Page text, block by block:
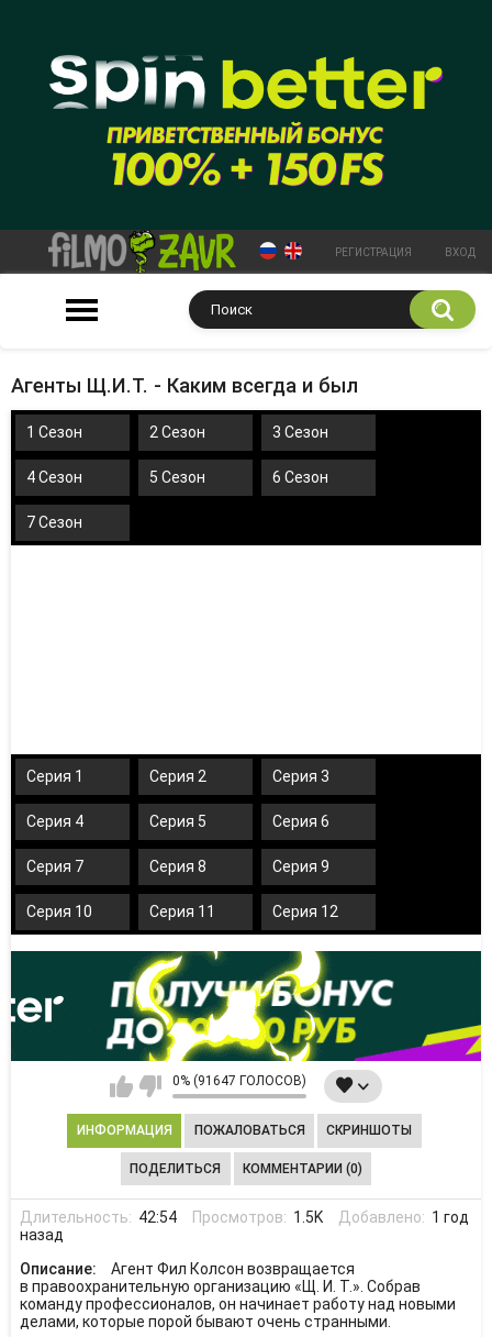
РЕГИСТРАЦИЯ ВХОД
Агенты Щ.И.Т. - Каким всегда и был
1 Сезон 2 Сезон 3 Сезон
4 Сезон 5 Сезон 6 Сезон
7 Сезон
Серия 1 Серия 2 Серия 3
Серия 4 Серия 5 Серия 6
Серия 7 Серия 8 Серия 9
Серия 10 Серия 11 Серия 12
0% (91647 ГОЛОСОВ)
ИНФОРМАЦИЯ ПОЖАЛОВАТЬСЯ СКРИНШОТЫ
ПОДЕЛИТЬСЯ КОММЕНТАРИИ (0)
Длительность: 42:54 Просмотров: 1.5K Добавлено: 1 год
назад
Описание:
Агент Фил Колсон возвращается
в правоохранительную организацию «Щ. И. Т.». Собрав
команду профессионалов, он начинает работу над новыми
делами, которые порой бывают очень странными.